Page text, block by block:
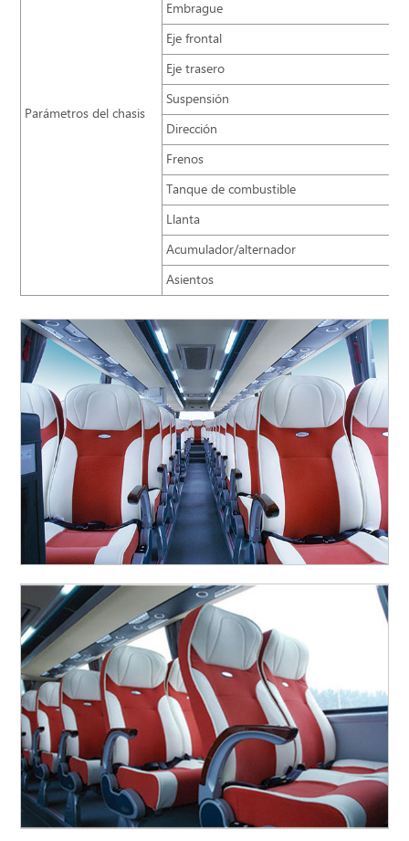
Parámetros del chasis
Embrague
Eje frontal
Eje trasero
Suspensión
Dirección
Frenos
Tanque de combustible
Llanta
Acumulador/alternador
Asientos